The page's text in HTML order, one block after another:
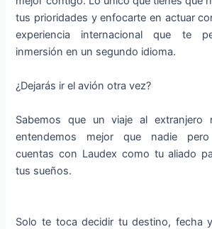
tus prioridades y enfocarte en actuar
experiencia internacional que te
inmersión en un segundo idioma.
¿Dejarás ir el avión otra vez?
Sabemos que un viaje al extranjero
entendemos mejor que nadie pero
cuentas con Laudex como tu aliado
tus sueños.
Solo te toca decidir tu destino, fecha